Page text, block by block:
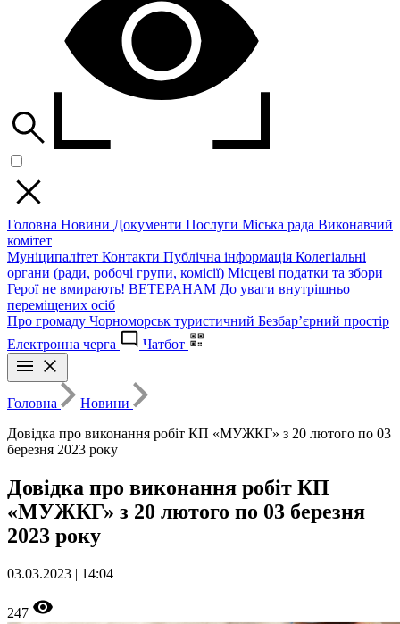
Головна Новини Документи Послуги Міська рада Виконавчий
комітет
Муніципалітет Контакти Публічна інформація Колегіальні
органи (ради, робочі групи, комісії) Місцеві податки та збори
Герої не вмирають! ВЕТЕРАНАМ До уваги внутрішньо
переміщених осіб
Про громаду Чорноморськ туристичний Безбар’єрний простір
Електронна черга
Чатбот
Головна
Новини
Довідка про виконання робіт КП «МУЖКГ» з 20 лютого по 03
березня 2023 року
Довідка про виконання робіт КП
«МУЖКГ» з 20 лютого по 03 березня
2023 року
03.03.2023 | 14:04
247